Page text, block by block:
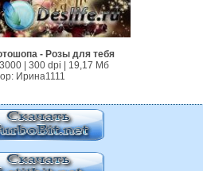
- Розы для тебя
| 300 dpi | 19,17 Mб
Ирина1111